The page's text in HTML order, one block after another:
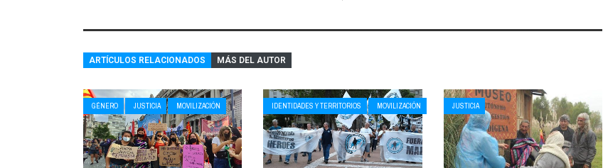
ARTÍCULOS RELACIONADOS MÁS DEL AUTOR
GÉNERO JUSTICIA MOVILIZACIÓN IDENTIDADES Y TERRITORIOS MOVILIZACIÓN JUSTICIA